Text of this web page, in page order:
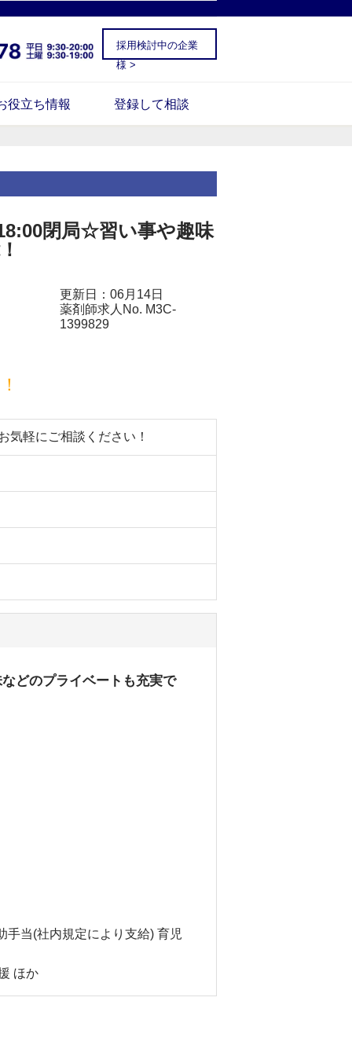
採用検討中の企業
様 >
役立ち情報 登録して相談
閉局☆習い事や趣味
更新日：06月14日
薬剤師求人No. M3C-
1399829
軽にご相談ください！
どのプライベートも充実で
手当(社内規定により支給) 育児
ほか